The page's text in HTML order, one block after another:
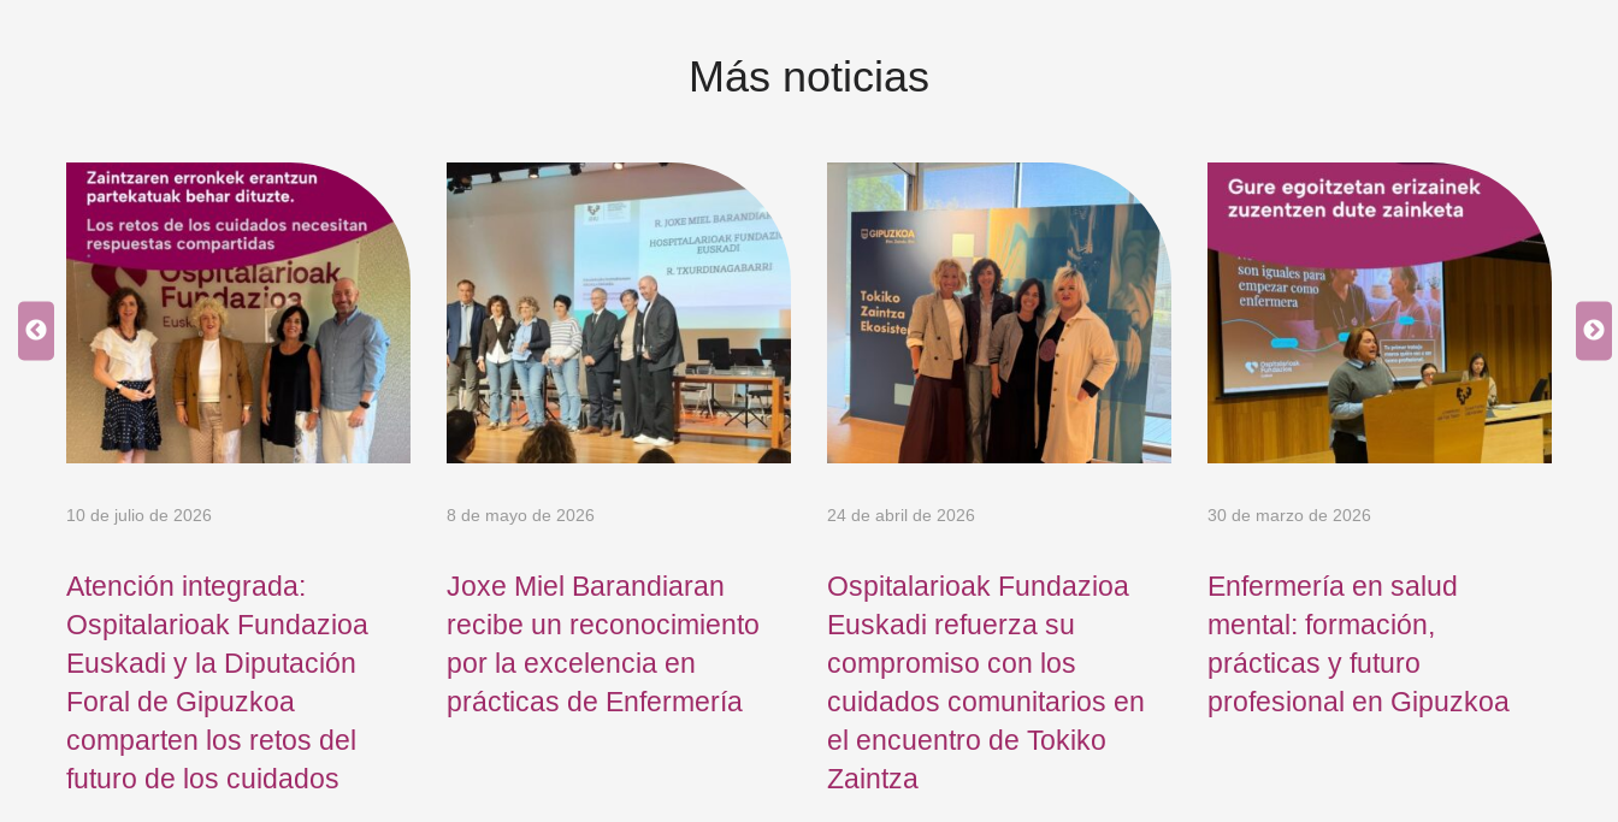
Más noticias
10 de julio de 2026
Atención integrada:
Ospitalarioak Fundazioa
Euskadi y la Diputación
Foral de Gipuzkoa
comparten los retos del
futuro de los cuidados
8 de mayo de 2026
Joxe Miel Barandiaran
recibe un reconocimiento
por la excelencia en
prácticas de Enfermería
24 de abril de 2026
Ospitalarioak Fundazioa
Euskadi refuerza su
compromiso con los
cuidados comunitarios en
el encuentro de Tokiko
Zaintza
30 de marzo de 2026
Enfermería en salud
mental: formación,
prácticas y futuro
profesional en Gipuzkoa